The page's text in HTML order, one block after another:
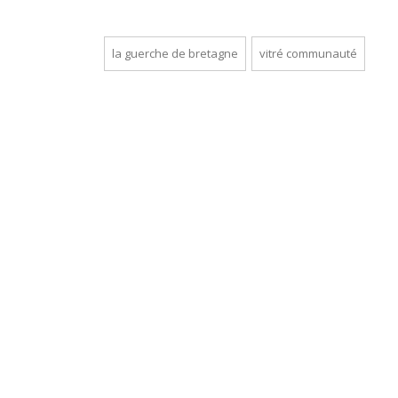
la guerche de bretagne vitré communauté